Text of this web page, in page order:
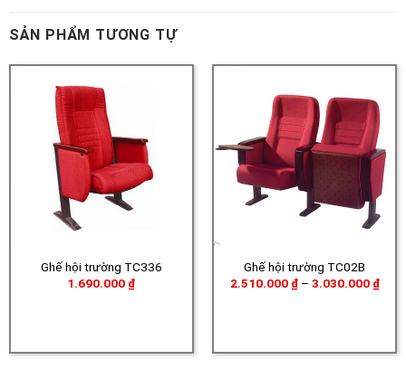
SẢN PHẨM TƯƠNG TỰ
Ghế hội trường TC336
1.690.000 ₫
Ghế hội trường TC02B
2.510.000 ₫ – 3.030.000 ₫
giá: